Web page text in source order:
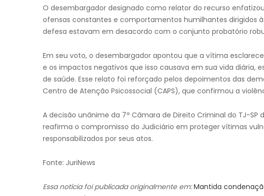
O desembargador designado como relator do recurso
ofensas constantes e comportamentos humilhantes dirigidos
defesa estavam em desacordo com o conjunto probatório
Em seu voto, o desembargador apontou que a vítima
e os impactos negativos que isso causava em sua vida diária,
de saúde. Esse relato foi reforçado pelos depoimentos das
Centro de Atenção Psicossocial (CAPS), que confirmou a
A decisão unânime da 7ª Câmara de Direito Criminal do TJ-
reafirma o compromisso do Judiciário em proteger vítimas
responsabilizados por seus atos.
Fonte: JuriNews
Essa notícia foi publicada originalmente em: Mantida